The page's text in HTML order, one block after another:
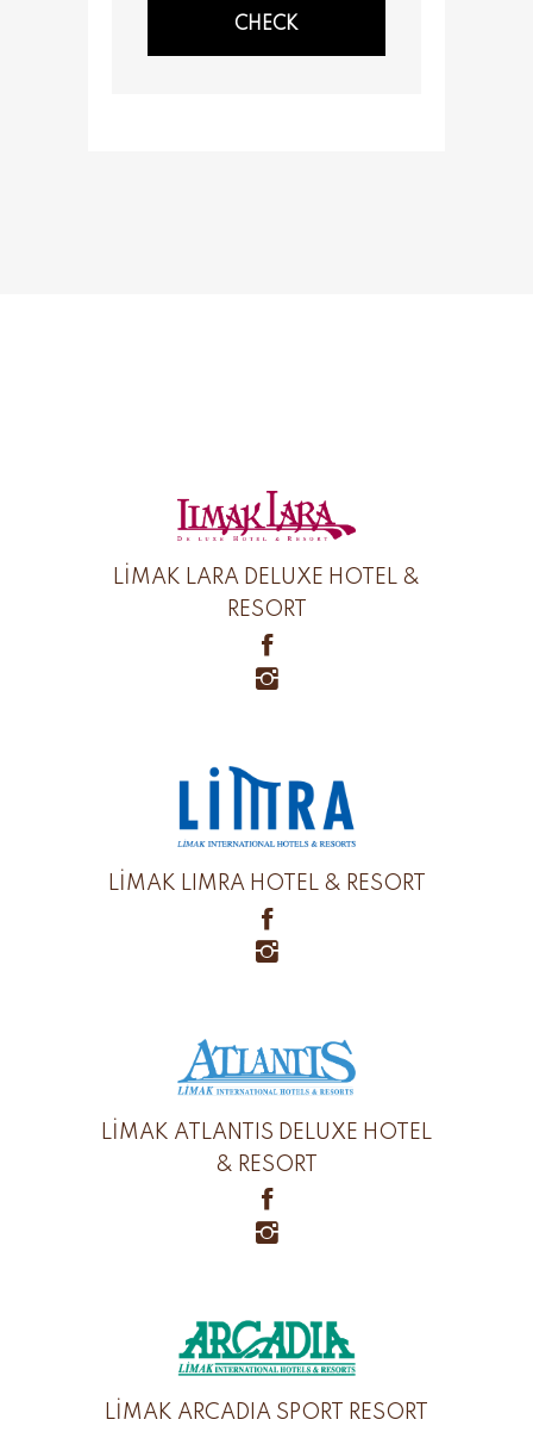
CHECK
LİMAK LARA DELUXE HOTEL &
RESORT
LİMAK LIMRA HOTEL & RESORT
LİMAK ATLANTIS DELUXE HOTEL
& RESORT
LİMAK ARCADIA SPORT RESORT